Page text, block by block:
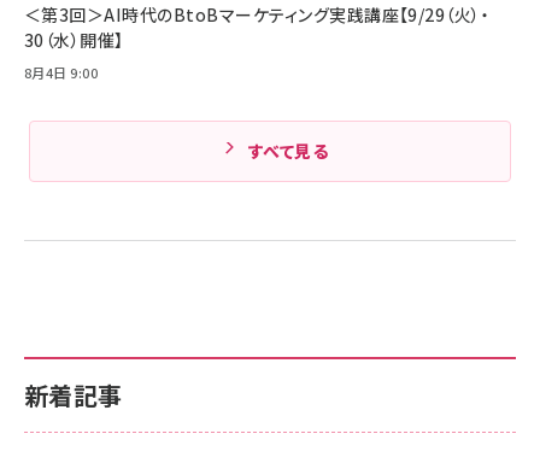
新着記事
＜第3回＞AI時代のBtoBマーケティング実践講座【9/29（火）・
30（水）開催】
8月4日 9:00
すべて見る